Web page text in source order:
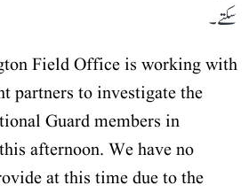
سکتے۔
Field Office is working with
partners to investigate the
Guard members in
afternoon. We have no
at this time due to the